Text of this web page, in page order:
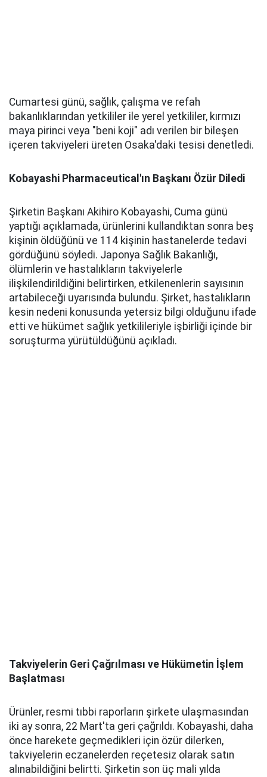
Cumartesi günü, sağlık, çalışma ve refah
bakanlıklarından yetkililer ile yerel yetkililer, kırmızı
maya pirinci veya "beni koji" adı verilen bir bileşen
içeren takviyeleri üreten Osaka'daki tesisi denetledi.
Kobayashi Pharmaceutical'ın Başkanı Özür Diledi
Şirketin Başkanı Akihiro Kobayashi, Cuma günü
yaptığı açıklamada, ürünlerini kullandıktan sonra beş
kişinin öldüğünü ve 114 kişinin hastanelerde tedavi
gördüğünü söyledi. Japonya Sağlık Bakanlığı,
ölümlerin ve hastalıkların takviyelerle
ilişkilendirildiğini belirtirken, etkilenenlerin sayısının
artabileceği uyarısında bulundu. Şirket, hastalıkların
kesin nedeni konusunda yetersiz bilgi olduğunu ifade
etti ve hükümet sağlık yetkilileriyle işbirliği içinde bir
soruşturma yürütüldüğünü açıkladı.
Takviyelerin Geri Çağrılması ve Hükümetin İşlem
Başlatması
Ürünler, resmi tıbbi raporların şirkete ulaşmasından
iki ay sonra, 22 Mart'ta geri çağrıldı. Kobayashi, daha
önce harekete geçmedikleri için özür dilerken,
takviyelerin eczanelerden reçetesiz olarak satın
alınabildiğini belirtti. Şirketin son üç mali yılda